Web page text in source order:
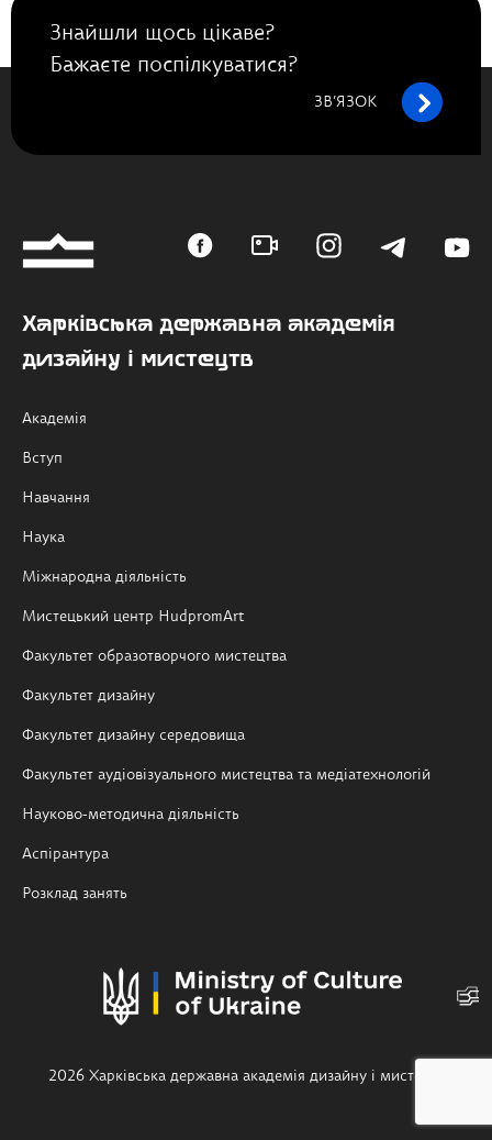
Знайшли щось цікаве?
Бажаєте поспілкуватися?
ЗВ’ЯЗОК
Харківська державна академія
дизайну і мистецтв
Академія
Вступ
Навчання
Наука
Міжнародна діяльність
Мистецький центр HudpromArt
Факультет образотворчого мистецтва
Факультет дизайну
Факультет дизайну середовища
Факультет аудіовізуального мистецтва та медіатехнологій
Науково-методична діяльність
Аспірантура
Розклад занять
2026 Харківська державна академія дизайну і мистецтв